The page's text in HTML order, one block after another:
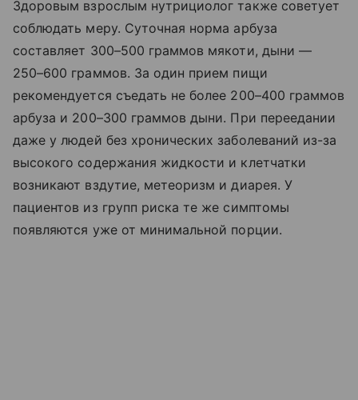
Здоровым взрослым нутрициолог также советует
соблюдать меру. Суточная норма арбуза
составляет 300–500 граммов мякоти, дыни —
250–600 граммов. За один прием пищи
рекомендуется съедать не более 200–400 граммов
арбуза и 200–300 граммов дыни. При переедании
даже у людей без хронических заболеваний из-за
высокого содержания жидкости и клетчатки
возникают вздутие, метеоризм и диарея. У
пациентов из групп риска те же симптомы
появляются уже от минимальной порции.